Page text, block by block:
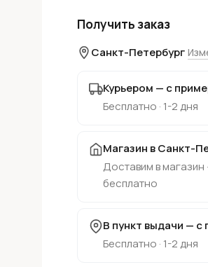
Получить заказ
Санкт-Петербург
Курьером — с
Бесплатно · 1-2 дня
Магазин в Санкт-
Доставим в магазин
бесплатно
В пункт выдачи — с
Бесплатно · 1-2 дня